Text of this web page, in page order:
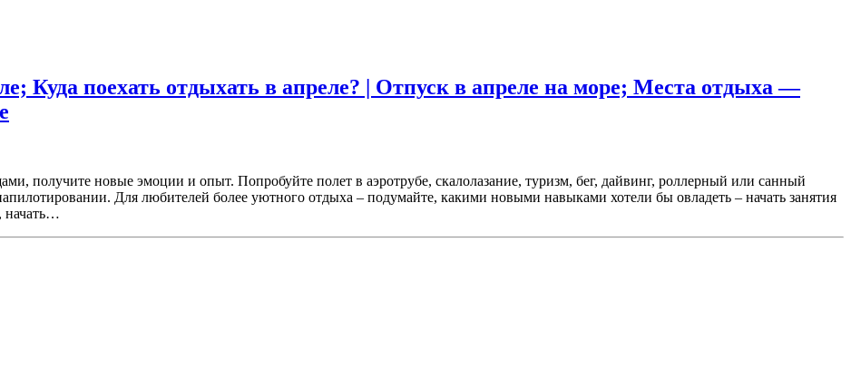
Куда поехать отдыхать в апреле? | Отпуск в апреле на море; Места отдыха —
получите новые эмоции и опыт. Попробуйте полет в аэротрубе, скалолазание, туризм, бег, дайвинг, роллерный или санный
Для любителей более уютного отдыха – подумайте, какими новыми навыками хотели бы овладеть – начать занятия
начать…